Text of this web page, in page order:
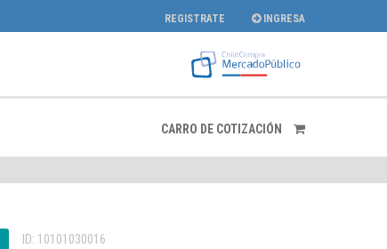
REGISTRATE INGRESA
CARRO DE COTIZACIÓN
ID: 10101030016